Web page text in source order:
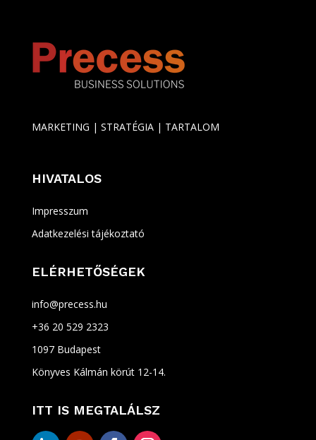
MARKETING | STRATÉGIA | TARTALOM
HIVATALOS
Impresszum
Adatkezelési tájékoztató
ELÉRHETŐSÉGEK
info@precess.hu
+36 20 529 2323
1097 Budapest
Könyves Kálmán körút 12-14.
ITT IS MEGTALÁLSZ